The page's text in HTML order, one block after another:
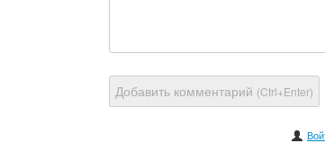
Добавить комментарий (Ctrl+Enter)